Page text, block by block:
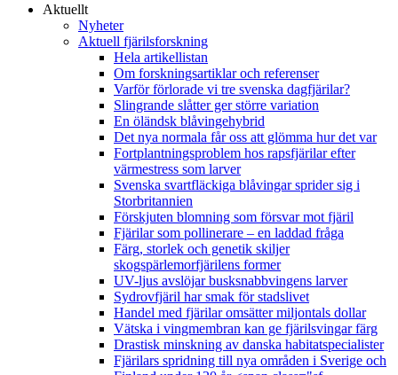
Aktuellt
Nyheter
Aktuell fjärilsforskning
Hela artikellistan
Om forskningsartiklar och referenser
Varför förlorade vi tre svenska dagfjärilar?
Slingrande slåtter ger större variation
En öländsk blåvingehybrid
Det nya normala får oss att glömma hur det var
Fortplantningsproblem hos rapsfjärilar efter
värmestress som larver
Svenska svartfläckiga blåvingar sprider sig i
Storbritannien
Förskjuten blomning som försvar mot fjäril
Fjärilar som pollinerare – en laddad fråga
Färg, storlek och genetik skiljer
skogspärlemorfjärilens former
UV-ljus avslöjar busksnabbvingens larver
Sydrovfjäril har smak för stadslivet
Handel med fjärilar omsätter miljontals dollar
Vätska i vingmembran kan ge fjärilsvingar färg
Drastisk minskning av danska habitatspecialister
Fjärilars spridning till nya områden i Sverige och